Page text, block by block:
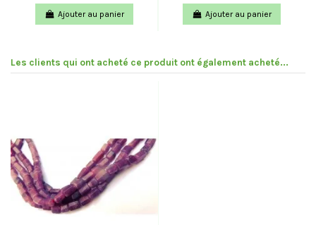
Ajouter au panier Ajouter au panier
Les clients qui ont acheté ce produit ont également acheté...